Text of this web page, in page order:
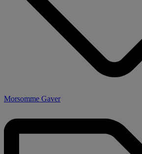
Morsomme Gaver